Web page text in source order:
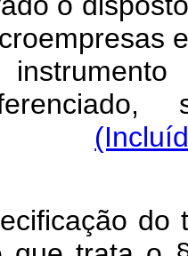
do